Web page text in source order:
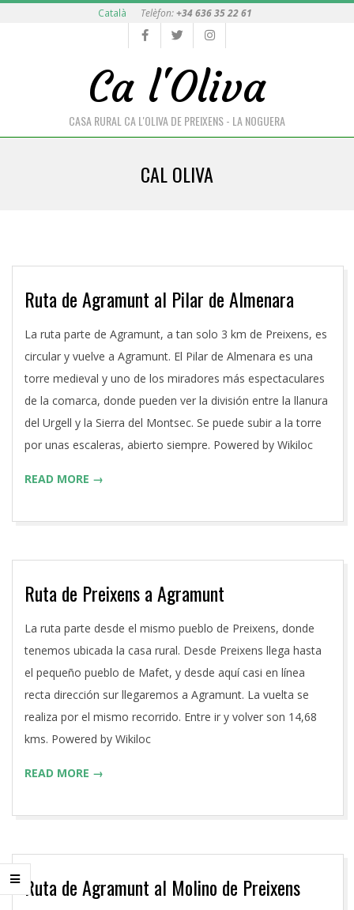
Català Telèfon:+34 636 35 22 61
Ca l'Oliva
CASA RURAL CA L'OLIVA DE PREIXENS - LA NOGUERA
CAL OLIVA
Ruta de Agramunt al Pilar de Almenara
2016-
06-
27
La ruta parte de Agramunt, a tan solo 3 km de Preixens, es
circular y vuelve a Agramunt. El Pilar de Almenara es una
torre medieval y uno de los miradores más espectaculares
de la comarca, donde pueden ver la división entre la llanura
del Urgell y la Sierra del Montsec. Se puede subir a la torre
por unas escaleras, abierto siempre. Powered by Wikiloc
READ MORE →
Ruta de Preixens a Agramunt
2016-
06-
27
La ruta parte desde el mismo pueblo de Preixens, donde
tenemos ubicada la casa rural. Desde Preixens llega hasta
el pequeño pueblo de Mafet, y desde aquí casi en línea
recta dirección sur llegaremos a Agramunt. La vuelta se
realiza por el mismo recorrido. Entre ir y volver son 14,68
kms. Powered by Wikiloc
READ MORE →
Ruta de Agramunt al Molino de Preixens